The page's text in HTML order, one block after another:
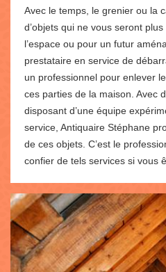
Avec le temps, le grenier ou la
d’objets qui ne vous seront
l’espace ou pour un futur
prestataire en service de
un professionnel pour enlever
ces parties de la maison. Avec
disposant d’une équipe
service, Antiquaire Stéphane
de ces objets. C’est le
confier de tels services si vous